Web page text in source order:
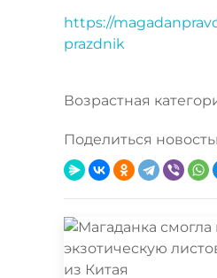
https://
prazdnik
Возрастная
Поделиться